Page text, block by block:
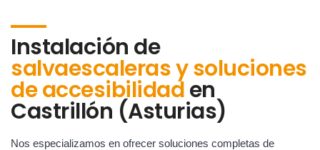
Instalación de
salvaescaleras y soluciones
de accesibilidaden
Castrillón (Asturias)
Nos especializamos en ofrecer soluciones completas de